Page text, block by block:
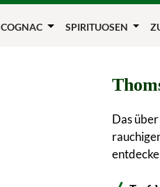
COGNAC SPIRITUOSEN
Das